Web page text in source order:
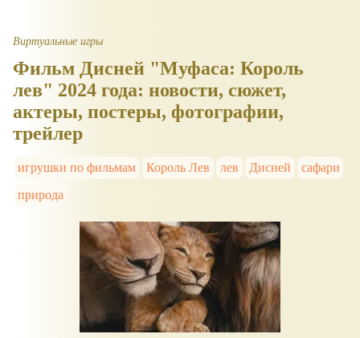
Виртуальные игры
Фильм Дисней "Муфаса: Король
лев" 2024 года: новости, сюжет,
актеры, постеры, фотографии,
трейлер
игрушки по фильмам Король Лев лев Дисней
сафари
природа